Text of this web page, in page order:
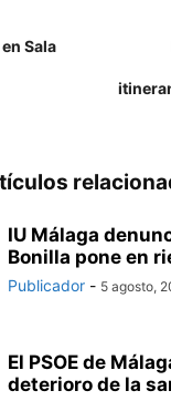
Sala
IU Málaga
Bonilla pone en
Publicador - 5 agosto,
El PSOE de
deterioro de la